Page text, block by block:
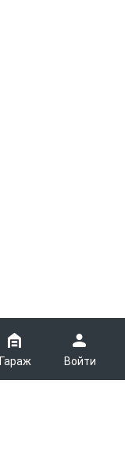
Гараж Войти